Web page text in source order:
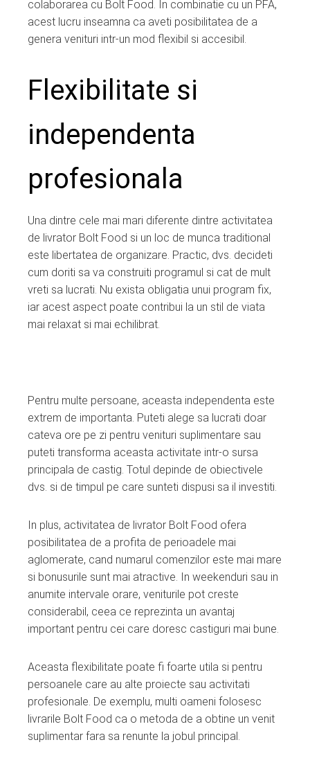
colaborarea cu Bolt Food. In combinatie cu un PFA,
acest lucru inseamna ca aveti posibilitatea de a
genera venituri intr-un mod flexibil si accesibil.
Flexibilitate si
independenta
profesionala
Una dintre cele mai mari diferente dintre activitatea
de livrator Bolt Food si un loc de munca traditional
este libertatea de organizare. Practic, dvs. decideti
cum doriti sa va construiti programul si cat de mult
vreti sa lucrati. Nu exista obligatia unui program fix,
iar acest aspect poate contribui la un stil de viata
mai relaxat si mai echilibrat.
Pentru multe persoane, aceasta independenta este
extrem de importanta. Puteti alege sa lucrati doar
cateva ore pe zi pentru venituri suplimentare sau
puteti transforma aceasta activitate intr-o sursa
principala de castig. Totul depinde de obiectivele
dvs. si de timpul pe care sunteti dispusi sa il investiti.
In plus, activitatea de livrator Bolt Food ofera
posibilitatea de a profita de perioadele mai
aglomerate, cand numarul comenzilor este mai mare
si bonusurile sunt mai atractive. In weekenduri sau in
anumite intervale orare, veniturile pot creste
considerabil, ceea ce reprezinta un avantaj
important pentru cei care doresc castiguri mai bune.
Aceasta flexibilitate poate fi foarte utila si pentru
persoanele care au alte proiecte sau activitati
profesionale. De exemplu, multi oameni folosesc
livrarile Bolt Food ca o metoda de a obtine un venit
suplimentar fara sa renunte la jobul principal.